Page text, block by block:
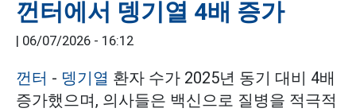
껀터에서 뎅기열 4배 증가
| 06/07/2026 - 16:12
껀터 - 뎅기열 환자 수가 2025년 동기 대비 4배
증가했으며, 의사들은 백신으로 질병을 적극적